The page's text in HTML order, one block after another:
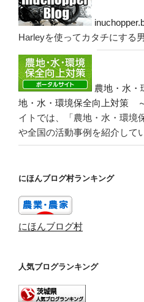
Harleyを使ってカタチにする
農地・水
地・水・環境保全向上対策
イトでは、「農地・水・環境
や全国の活動事例を紹介して
にほんブログ村ランキング
にほんブログ村
人気ブログランキング